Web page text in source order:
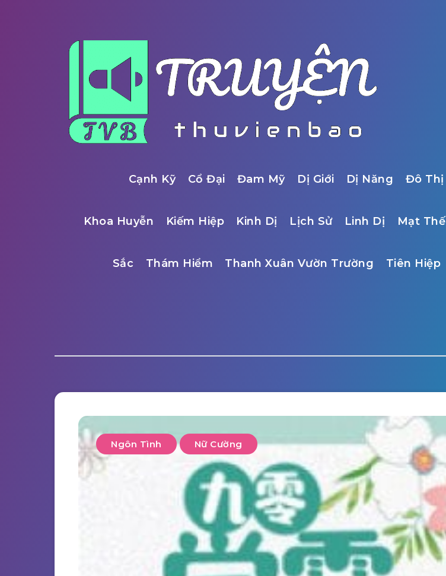
Cạnh Kỹ Cổ Đại Đam Mỹ Dị Giới Dị Năng Đô Thị
Khoa Huyễn Kiếm Hiệp Kinh Dị Lịch Sử Linh Dị Mạt Thế
Sắc Thám Hiểm Thanh Xuân Vườn Trường Tiên Hiệp
Ngôn Tình Nữ Cường